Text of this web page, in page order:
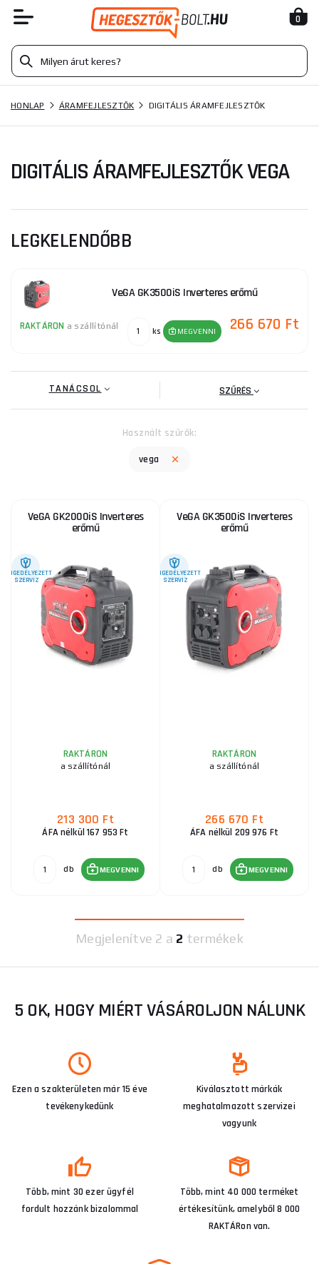
0
HONLAP ÁRAMFEJLESZTŐK DIGITÁLIS ÁRAMFEJLESZTŐK
DIGITÁLIS ÁRAMFEJLESZTŐK VEGA
LEGKELENDŐBB
VeGA GK3500iS Inverteres erőmű
RAKTÁRON a szállítónál ks MEGVENNI 266 670 Ft
TANÁCSOL SZŰRÉS
Használt szűrők:
vega
VeGA GK2000iS Inverteres
erőmű
ENGEDÉLYEZETT
SZERVIZ
RAKTÁRON
a szállítónál
213 300 Ft
ÁFA nélkül 167 953 Ft
db MEGVENNI
VeGA GK3500iS Inverteres
erőmű
ENGEDÉLYEZETT
SZERVIZ
RAKTÁRON
a szállítónál
266 670 Ft
ÁFA nélkül 209 976 Ft
db MEGVENNI
Megjelenítve 2 a 2 termékek
5 OK, HOGY MIÉRT VÁSÁROLJON NÁLUNK
Ezen a szakterületen már 15 éve
tevékenykedünk
Kiválasztott márkák
meghatalmazott szervizei
vagyunk
Több, mint 30 ezer ügyfél
fordult hozzánk bizalommal
Több, mint 40 000 terméket
értékesítünk, amelyből 8 000
RAKTÁRon van.